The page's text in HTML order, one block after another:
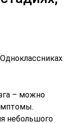
– можно
небольшого